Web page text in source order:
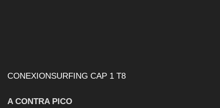
CONEXIONSURFING CAP 1 T8
A CONTRA PICO